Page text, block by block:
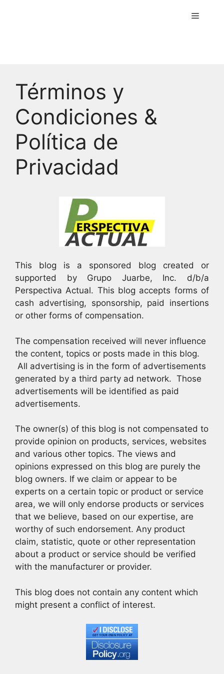
Menú
Términos y
Condiciones &
Política de
Privacidad
This blog is a sponsored blog created or
supported by Grupo Juarbe, Inc. d/b/a
Perspectiva Actual. This blog accepts forms of
cash advertising, sponsorship, paid insertions
or other forms of compensation.
The compensation received will never influence
the content, topics or posts made in this blog.
All advertising is in the form of advertisements
generated by a third party ad network. Those
advertisements will be identified as paid
advertisements.
The owner(s) of this blog is not compensated to
provide opinion on products, services, websites
and various other topics. The views and
opinions expressed on this blog are purely the
blog owners. If we claim or appear to be
experts on a certain topic or product or service
area, we will only endorse products or services
that we believe, based on our expertise, are
worthy of such endorsement. Any product
claim, statistic, quote or other representation
about a product or service should be verified
with the manufacturer or provider.
This blog does not contain any content which
might present a conflict of interest.